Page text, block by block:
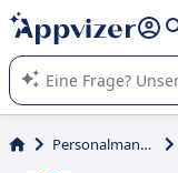
beantworten (mehrere
Die KI von Appvizer
von SaaS-Software in
Personalmanagement